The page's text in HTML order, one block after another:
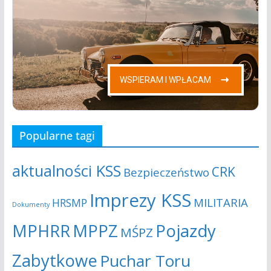
Popularne tagi
aktualności KSS Bezpieczeństwo CRK
Dokumenty HRSMP Imprezy KSS MILITARIA
MPHRRMPPZ MŚPZ Pojazdy
Zabytkowe Puchar Toru